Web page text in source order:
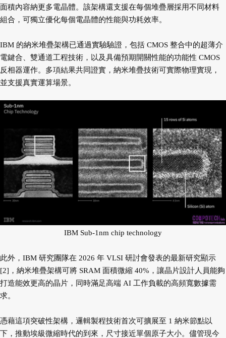
面積內容納更多電晶體。該架構還支援在每個堆疊層採用不同材料
組合，可獨立優化每個電晶體的性能與功耗效率。
IBM 的納米堆疊架構已通過實驗驗證，包括 CMOS 整合中的超薄介
電鍵合、雙通道工程技術，以及具備預期開關性能的功能性 CMOS
反相器運作。多項結果共同證實，納米堆疊技術可實際物理實現，
並支援真實運算場景。
IBM Sub-1nm chip technology
此外，IBM 研究團隊在 2026 年 VLSI 研討會發表的最新研究顯示
[2]，納米堆疊架構可將 SRAM 面積微縮 40%，讓晶片設計人員能夠
打造能效更高的晶片，同時滿足高端 AI 工作負載的高頻寬數據需
求。
憑藉這項突破性架構，邏輯製程技術首次可擴展至 1 納米節點以
下，推動埃級微縮時代的到來，尺寸接近單個原子大小。儘管現今